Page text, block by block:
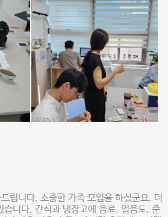
립니다. 소중한 가족 모임을 하셨군요. 더
니다. 간식과 냉장고에 음료, 얼음도. 준